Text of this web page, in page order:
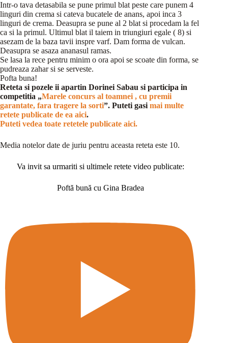
Intr-o tava detasabila se pune primul blat peste care punem 4
linguri din crema si cateva bucatele de anans, apoi inca 3
linguri de crema. Deasupra se pune al 2 blat si procedam la fel
ca si la primul. Ultimul blat il taiem in triungiuri egale ( 8) si
asezam de la baza tavii inspre varf. Dam forma de vulcan.
Deasupra se asaza ananasul ramas.
Se lasa la rece pentru minim o ora apoi se scoate din forma, se
pudreaza zahar si se serveste.
Pofta buna!
Reteta si pozele ii apartin Dorinei Sabau si participa in
competitia „Marele concurs al toamnei , cu premii
garantate, fara tragere la sorti”. Puteti gasimai multe
retete publicate de ea aici.
Puteti vedea toate retetele publicate aici.
Media notelor date de juriu pentru aceasta reteta este 10.
Va invit sa urmariti si ultimele retete video publicate:
Poftă bună cu Gina Bradea